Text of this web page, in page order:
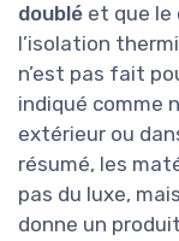
doublé et que le
l’isolation
n’est pas fait
indiqué comme
extérieur ou
résumé, les
pas du luxe,
donne un